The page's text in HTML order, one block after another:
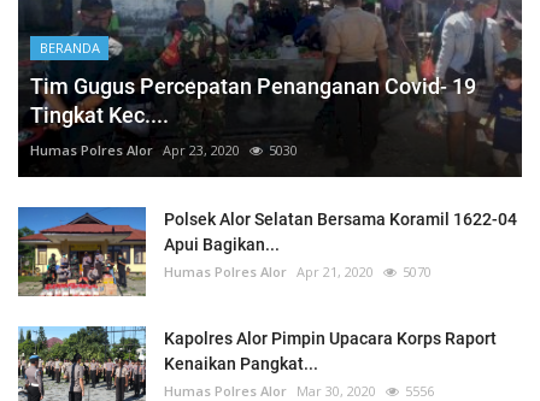
BERANDA
Tim Gugus Percepatan Penanganan Covid- 19
Tingkat Kec....
Humas Polres Alor Apr 23, 2020 5030
Polsek Alor Selatan Bersama Koramil 1622-04
Apui Bagikan...
Humas Polres Alor Apr 21, 2020 5070
Kapolres Alor Pimpin Upacara Korps Raport
Kenaikan Pangkat...
Humas Polres Alor Mar 30, 2020 5556